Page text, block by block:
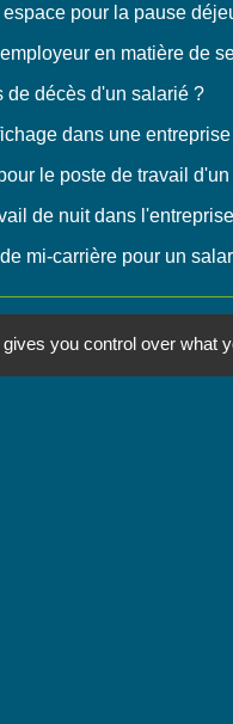
pour la pause
en matière de
de décès d'un salarié ?
dans une
le poste de travail
de nuit dans
mi-carrière pour un
you control over what